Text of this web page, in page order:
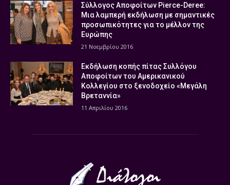
Σύλλογος Αποφοίτων Pierce-Deree:
Μια λαμπερή εκδήλωση με σημαντικές
προσωπικότητες για το μέλλον της
Ευρώπης
21 Νοεμβρίου 2016
Εκδήλωση κοπής πίτας Συλλόγου
Αποφοίτων του Αμερικανικού
Κολλεγίου στο ξενοδοχείο «Μεγάλη
Βρεταννία»
11 Απριλίου 2016